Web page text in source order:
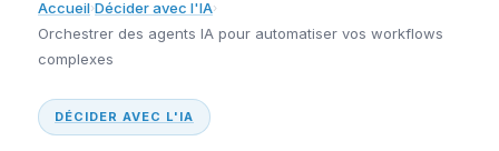
Accueil›Décider avec l'IA›
Orchestrer des agents IA pour automatiser vos workflows
complexes
DÉCIDER AVEC L'IA